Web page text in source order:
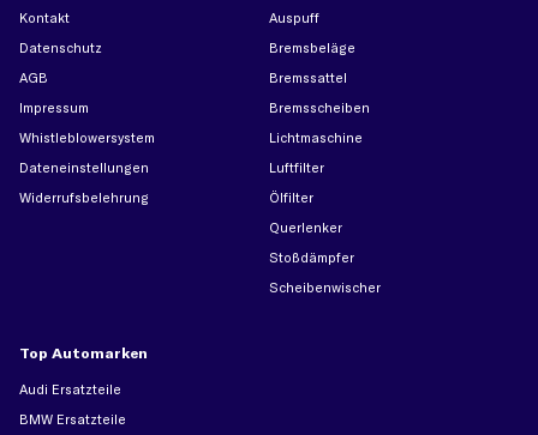
Kontakt
Datenschutz
AGB
Impressum
Whistleblowersystem
Dateneinstellungen
Widerrufsbelehrung
Auspuff
Bremsbeläge
Bremssattel
Bremsscheiben
Lichtmaschine
Luftfilter
Ölfilter
Querlenker
Stoßdämpfer
Scheibenwischer
Top Automarken
Audi Ersatzteile
BMW Ersatzteile